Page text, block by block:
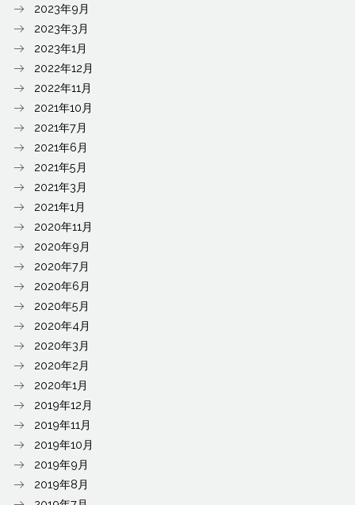
2023年9月
2023年3月
2023年1月
2022年12月
2022年11月
2021年10月
2021年7月
2021年6月
2021年5月
2021年3月
2021年1月
2020年11月
2020年9月
2020年7月
2020年6月
2020年5月
2020年4月
2020年3月
2020年2月
2020年1月
2019年12月
2019年11月
2019年10月
2019年9月
2019年8月